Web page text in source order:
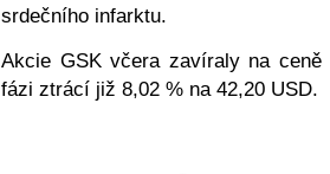
srdečního infarktu.
Akcie GSK včera zavíraly na
fázi ztrácí již 8,02 % na 42,20 USD.